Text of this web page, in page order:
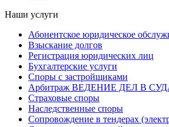
Наши услуги
Абонентское юридическое
Взыскание долгов
Регистрация юридических лиц
Бухгалтерские услуги
Споры с застройщиками
Арбитраж ВЕДЕНИЕ ДЕЛ В
Страховые споры
Наследственные споры
Сопровождение в тендерах